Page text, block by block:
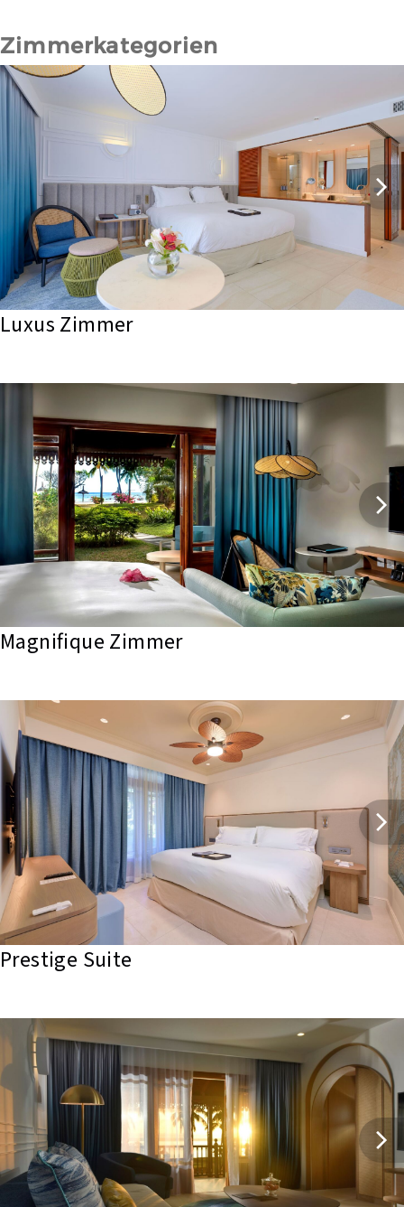
Zimmerkategorien
Luxus Zimmer
Magnifique Zimmer
Prestige Suite